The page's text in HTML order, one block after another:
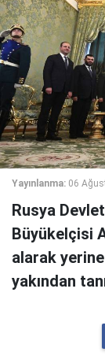
Yayınlanma: 06
Rusya
Büyükelçisi
alarak
yakından